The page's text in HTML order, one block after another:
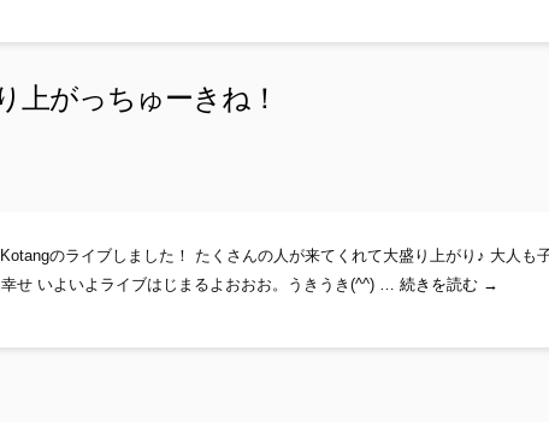
上がっちゅーきね！
のライブしました！ たくさんの人が来てくれて大盛り上がり♪ 大人も
せ いよいよライブはじまるよおおお。うきうき(^^) … 続きを読む 光風
→